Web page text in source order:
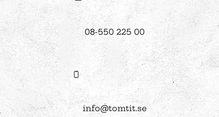
08-550 225 00
info@tomtit.se